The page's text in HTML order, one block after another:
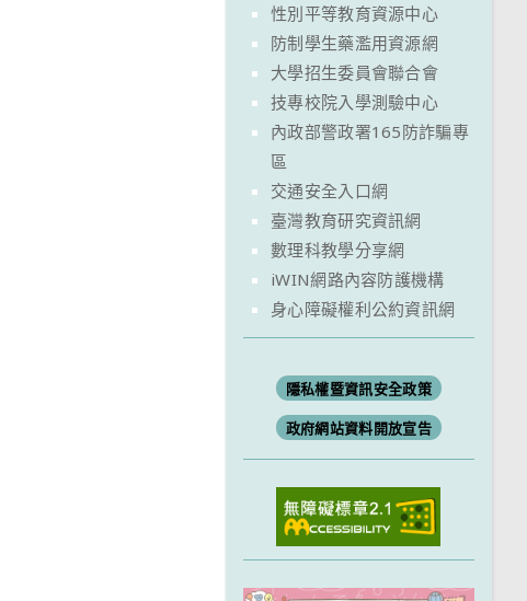
性別平等教育資源中心
防制學生藥濫用資源網
大學招生委員會聯合會
技專校院入學測驗中心
內政部警政署165防詐騙專
區
交通安全入口網
臺灣教育研究資訊網
數理科教學分享網
iWIN網路內容防護機構
身心障礙權利公約資訊網
隱私權暨資訊安全政策
政府網站資料開放宣告